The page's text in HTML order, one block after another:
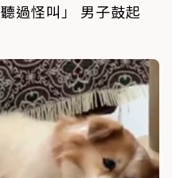
過怪叫」 男子鼓起